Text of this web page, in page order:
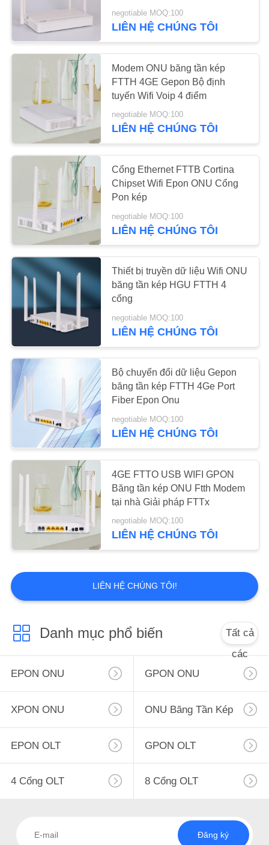
Fibre Fusion Splicer
Kết nối nhanh sợi
quang
10
Chất làm sạch sợi
Cáp quang
Bộ chuyển đổi sợi
quang
9
Khung phân phối
sợi quang
7
negotiable MOQ:100
LIÊN HỆ CHÚNG TÔI
Modem ONU băng tần kép
FTTH 4GE Gepon Bộ định
tuyến Wifi Voip 4 điểm
negotiable MOQ:100
LIÊN HỆ CHÚNG TÔI
Cổng Ethernet FTTB Cortina
Chipset Wifi Epon ONU Cổng
Pon kép
negotiable MOQ:100
LIÊN HỆ CHÚNG TÔI
Thiết bị truyền dữ liệu Wifi ONU
băng tần kép HGU FTTH 4
cổng
negotiable MOQ:100
LIÊN HỆ CHÚNG TÔI
Bộ chuyển đổi dữ liệu Gepon
băng tần kép FTTH 4Ge Port
Fiber Epon Onu
negotiable MOQ:100
LIÊN HỆ CHÚNG TÔI
4GE FTTO USB WIFI GPON
Băng tần kép ONU Ftth Modem
tại nhà Giải pháp FTTx
negotiable MOQ:100
LIÊN HỆ CHÚNG TÔI
LIÊN HỆ CHÚNG TÔI!
Danh mục phổ biến
Tất cả
các
EPON ONU
GPON ONU
XPON ONU ONU Băng Tần Kép
EPON OLT GPON OLT
4 Cổng OLT 8 Cổng OLT
Đăng ký